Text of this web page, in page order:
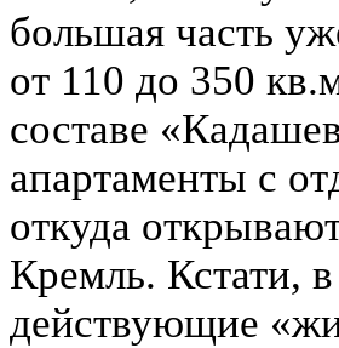
большая часть
от 110 до 350
составе
апартаменты с
откуда
Кремль. Кстати,
действующие